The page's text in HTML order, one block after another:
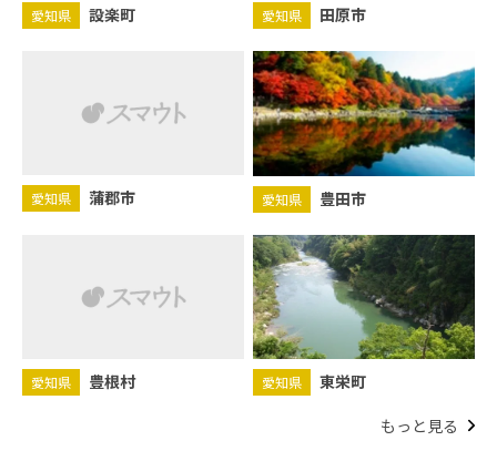
愛知県 設楽町 愛知県 田原市
愛知県 蒲郡市 愛知県 豊田市
愛知県 豊根村 愛知県
東栄町
もっと見る